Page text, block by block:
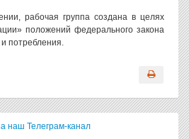
рабочая группа создана в целях
положений федерального закона
потребления.
наш Телеграм-канал